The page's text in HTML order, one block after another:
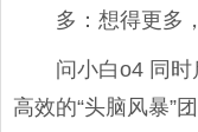
多：想得更多
问小白o4 同
高效的“头脑风暴”